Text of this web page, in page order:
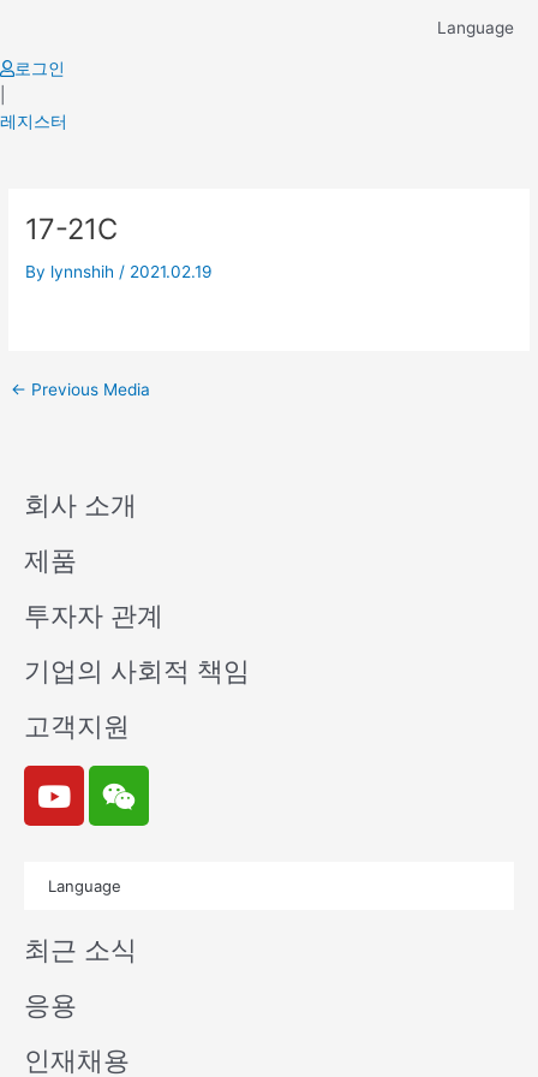
content
Language
로그인
레지스터
17-21C
By lynnshih / 2021.02.19
navigation
← Previous Media
회사 소개
제품
투자자 관계
기업의 사회적 책임
고객지원
Y
o
u
e
W
e
i
n
Language
최근 소식
응용
인재채용